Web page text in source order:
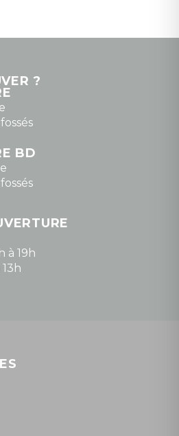
?
BD
à 19h
à 13h / 14h à 19h
Juillet et Août